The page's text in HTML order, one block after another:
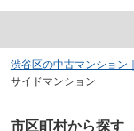
渋谷区の中古マンション
サイドマンション
市区町村から探す